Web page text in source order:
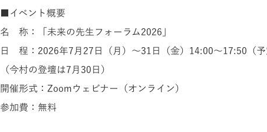
■イベント概要
名 称：「未来の先生フォーラム2026」
日 程：2026年7月27日（月）～31日（金）14:00～17:50（予
（今村の登壇は7月30日）
開催形式：Zoomウェビナー（オンライン）
参加費：無料